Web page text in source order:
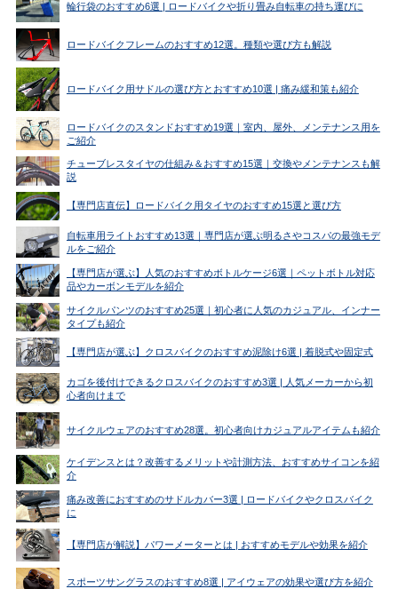
輪行袋のおすすめ6選 | ロードバイクや折り畳み自転車の持ち運びに
ロードバイクフレームのおすすめ12選。種類や選び方も解説
ロードバイク用サドルの選び方とおすすめ10選 | 痛み緩和策も紹介
ロードバイクのスタンドおすすめ19選｜室内、屋外、メンテナンス用を
ご紹介
チューブレスタイヤの仕組み＆おすすめ15選｜交換やメンテナンスも解
説
【専門店直伝】ロードバイク用タイヤのおすすめ15選と選び方
自転車用ライトおすすめ13選｜専門店が選ぶ明るさやコスパの最強モデ
ルをご紹介
【専門店が選ぶ】人気のおすすめボトルケージ6選｜ペットボトル対応
品やカーボンモデルを紹介
サイクルパンツのおすすめ25選｜初心者に人気のカジュアル、インナー
タイプも紹介
【専門店が選ぶ】クロスバイクのおすすめ泥除け6選 | 着脱式や固定式
カゴを後付けできるクロスバイクのおすすめ3選 | 人気メーカーから初
心者向けまで
サイクルウェアのおすすめ28選。初心者向けカジュアルアイテムも紹介
ケイデンスとは？改善するメリットや計測方法、おすすめサイコンを紹
介
痛み改善におすすめのサドルカバー3選 | ロードバイクやクロスバイク
に
【専門店が解説】パワーメーターとは | おすすめモデルや効果を紹介
スポーツサングラスのおすすめ8選 | アイウェアの効果や選び方を紹介